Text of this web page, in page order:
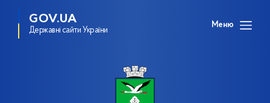
GOV.UA
Державні сайти України
Меню